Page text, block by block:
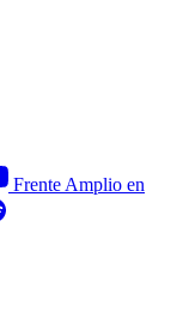
Frente Amplio en